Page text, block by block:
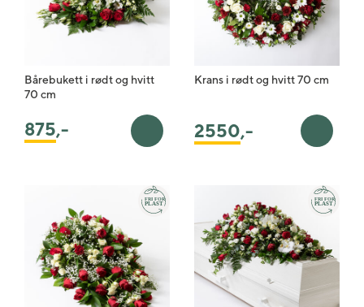
Bårebukett i rødt og hvitt
70 cm
875,- Legg i handlekurv
Krans i rødt og hvitt 70 cm
2550,- Legg i